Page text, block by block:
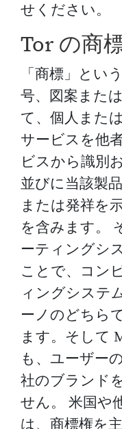
せください。
Tor の商
「商標」とい
号、図案また
て、個人また
サービスを他
ビスから識別
並びに当該製
または発祥を
を含みます。
ーティングシ
ことで、コン
ィングシステ
ーノのどちら
ます。そして
も、ユーザー
社のブランド
せん。 米国や
は、商標権を